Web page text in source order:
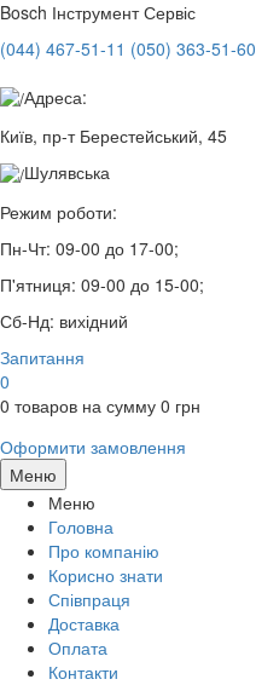
Bosch Інструмент Сервіс
(044) 467-51-11 (050) 363-51-60
Адреса:
Київ, пр-т Берестейський, 45
Шулявська
Режим роботи:
Пн-Чт: 09-00 до 17-00;
П'ятниця: 09-00 до 15-00;
Сб-Нд: вихідний
Запитання
0
0 товаров на сумму 0 грн
Оформити замовлення
Меню
Меню
Головна
Про компанію
Корисно знати
Співпраця
Доставка
Оплата
Контакти